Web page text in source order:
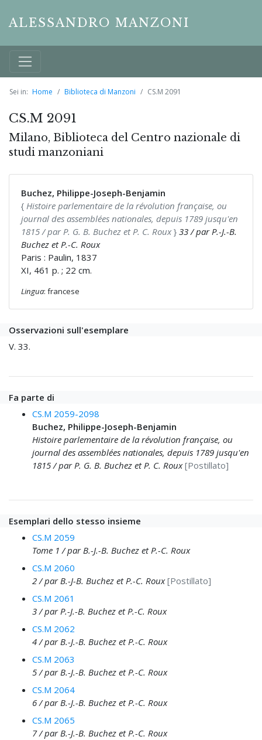
ALESSANDRO MANZONI
Sei in: Home Biblioteca di Manzoni CS.M 2091
CS.M 2091
Milano, Biblioteca del Centro nazionale di
studi manzoniani
Buchez, Philippe-Joseph-Benjamin
{ Histoire parlementaire de la révolution française, ou
journal des assemblées nationales, depuis 1789 jusqu'en
1815 / par P. G. B. Buchez et P. C. Roux} 33 / par P.-J.-B.
Buchez et P.-C. Roux
Paris : Paulin, 1837
XI, 461 p. ; 22 cm.
Lingua: francese
Osservazioni sull'esemplare
V. 33.
Fa parte di
CS.M 2059-2098
Buchez, Philippe-Joseph-Benjamin
Histoire parlementaire de la révolution française, ou
journal des assemblées nationales, depuis 1789 jusqu'en
1815 / par P. G. B. Buchez et P. C. Roux [Postillato]
Esemplari dello stesso insieme
CS.M 2059
Tome 1 / par B.-J.-B. Buchez et P.-C. Roux
CS.M 2060
2 / par B.-J-B. Buchez et P.-C. Roux [Postillato]
CS.M 2061
3 / par P.-J.-B. Buchez et P.-C. Roux
CS.M 2062
4 / par B.-J.-B. Buchez et P.-C. Roux
CS.M 2063
5 / par B.-J.-B. Buchez et P.-C. Roux
CS.M 2064
6 / par B.-J.-B. Buchez et P.-C. Roux
CS.M 2065
7 / par B.-J.-B. Buchez et P.-C. Roux